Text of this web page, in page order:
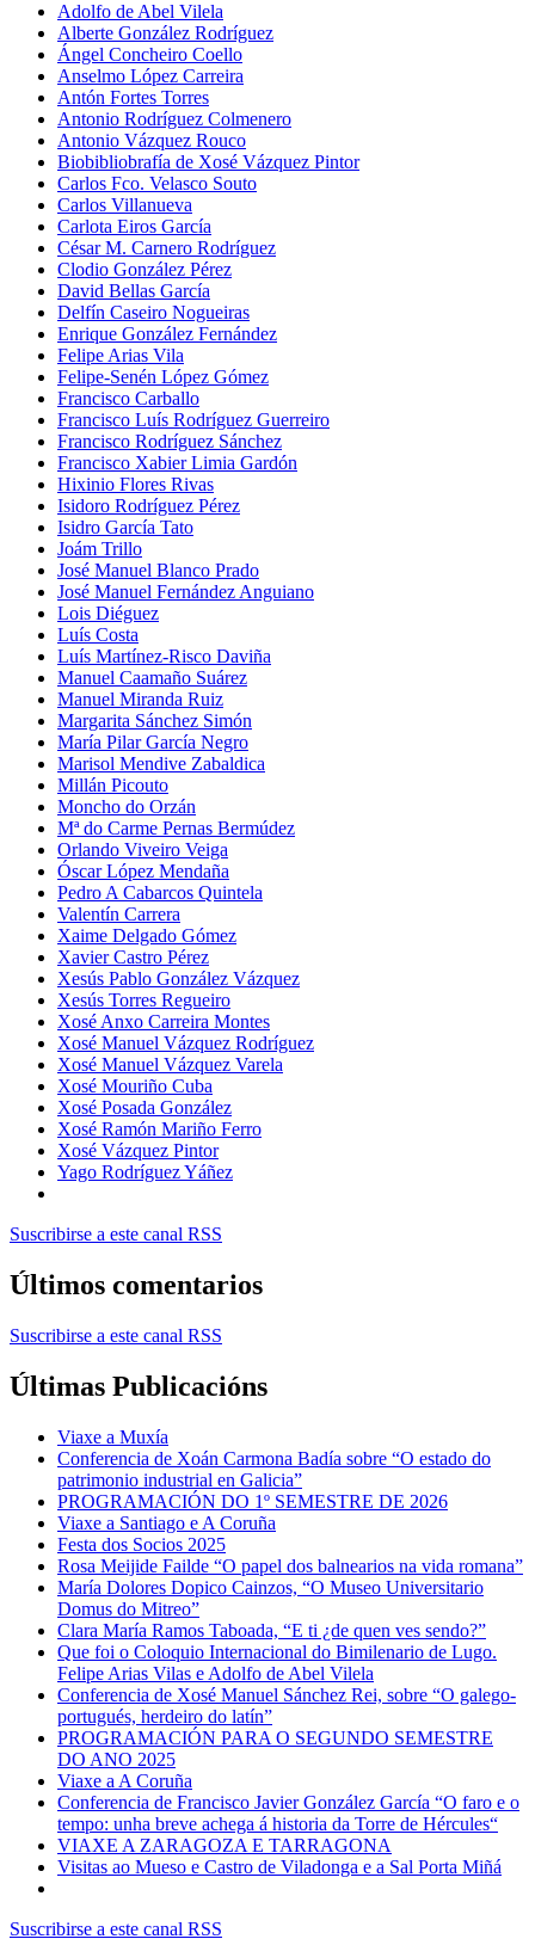
Adolfo de Abel Vilela
Alberte González Rodríguez
Ángel Concheiro Coello
Anselmo López Carreira
Antón Fortes Torres
Antonio Rodríguez Colmenero
Antonio Vázquez Rouco
Biobibliobrafía de Xosé Vázquez Pintor
Carlos Fco. Velasco Souto
Carlos Villanueva
Carlota Eiros García
César M. Carnero Rodríguez
Clodio González Pérez
David Bellas García
Delfín Caseiro Nogueiras
Enrique González Fernández
Felipe Arias Vila
Felipe-Senén López Gómez
Francisco Carballo
Francisco Luís Rodríguez Guerreiro
Francisco Rodríguez Sánchez
Francisco Xabier Limia Gardón
Hixinio Flores Rivas
Isidoro Rodríguez Pérez
Isidro García Tato
Joám Trillo
José Manuel Blanco Prado
José Manuel Fernández Anguiano
Lois Diéguez
Luís Costa
Luís Martínez-Risco Daviña
Manuel Caamaño Suárez
Manuel Miranda Ruiz
Margarita Sánchez Simón
María Pilar García Negro
Marisol Mendive Zabaldica
Millán Picouto
Moncho do Orzán
Mª do Carme Pernas Bermúdez
Orlando Viveiro Veiga
Óscar López Mendaña
Pedro A Cabarcos Quintela
Valentín Carrera
Xaime Delgado Gómez
Xavier Castro Pérez
Xesús Pablo González Vázquez
Xesús Torres Regueiro
Xosé Anxo Carreira Montes
Xosé Manuel Vázquez Rodríguez
Xosé Manuel Vázquez Varela
Xosé Mouriño Cuba
Xosé Posada González
Xosé Ramón Mariño Ferro
Xosé Vázquez Pintor
Yago Rodríguez Yáñez
Suscribirse a este canal RSS
Últimos comentarios
Suscribirse a este canal RSS
Últimas Publicacións
Viaxe a Muxía
Conferencia de Xoán Carmona Badía sobre “O estado do
patrimonio industrial en Galicia”
PROGRAMACIÓN DO 1º SEMESTRE DE 2026
Viaxe a Santiago e A Coruña
Festa dos Socios 2025
Rosa Meijide Failde “O papel dos balnearios na vida romana”
María Dolores Dopico Cainzos, “O Museo Universitario
Domus do Mitreo”
Clara María Ramos Taboada, “E ti ¿de quen ves sendo?”
Que foi o Coloquio Internacional do Bimilenario de Lugo.
Felipe Arias Vilas e Adolfo de Abel Vilela
Conferencia de Xosé Manuel Sánchez Rei, sobre “O galego-
portugués, herdeiro do latín”
PROGRAMACIÓN PARA O SEGUNDO SEMESTRE
DO ANO 2025
Viaxe a A Coruña
Conferencia de Francisco Javier González García “O faro e o
tempo: unha breve achega á historia da Torre de Hércules“
VIAXE A ZARAGOZA E TARRAGONA
Visitas ao Mueso e Castro de Viladonga e a Sal Porta Miñá
Suscribirse a este canal RSS